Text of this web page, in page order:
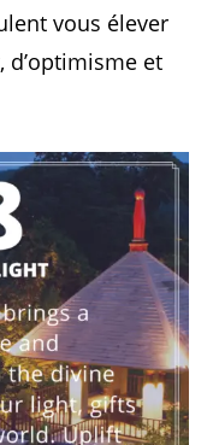
vous élever
d’optimisme et